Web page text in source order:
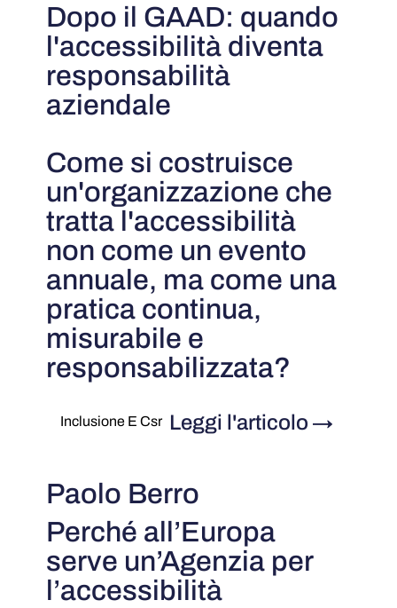
Dopo il GAAD: quando
l'accessibilità diventa
responsabilità
aziendale
Come si costruisce
un'organizzazione che
tratta l'accessibilità
non come un evento
annuale, ma come una
pratica continua,
misurabile e
responsabilizzata?
Inclusione E Csr Leggi l'articolo →
Paolo Berro
Perché all’Europa
serve un’Agenzia per
l’accessibilità